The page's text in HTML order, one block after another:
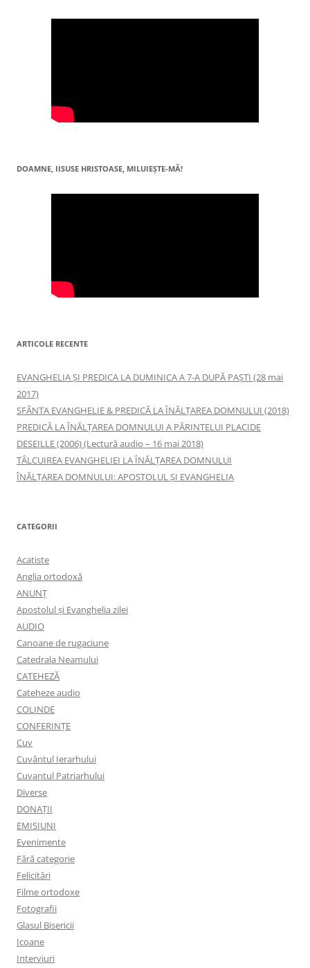
DOAMNE, IISUSE HRISTOASE, MILUIEŞTE-MĂ!
ARTICOLE RECENTE
EVANGHELIA ȘI PREDICA LA DUMINICA A 7-A DUPĂ PAȘTI (28 mai
2017)
SFÂNTA EVANGHELIE & PREDICĂ LA ÎNĂLŢAREA DOMNULUI (2018)
PREDICĂ LA ÎNĂLŢAREA DOMNULUI A PĂRINTELUI PLACIDE
DESEILLE (2006) (Lectură audio – 16 mai 2018)
TÂLCUIREA EVANGHELIEI LA ÎNĂLŢAREA DOMNULUI
ÎNĂLŢAREA DOMNULUI: APOSTOLUL ȘI EVANGHELIA
CATEGORII
Acatiste
Anglia ortodoxă
ANUNŢ
Apostolul şi Evanghelia zilei
AUDIO
Canoane de rugaciune
Catedrala Neamului
CATEHEZĂ
Cateheze audio
COLINDE
CONFERINȚE
Cuv
Cuvântul Ierarhului
Cuvantul Patriarhului
Diverse
DONAȚII
EMISIUNI
Evenimente
Fără categorie
Felicitări
Filme ortodoxe
Fotografii
Glasul Bisericii
Icoane
Interviuri